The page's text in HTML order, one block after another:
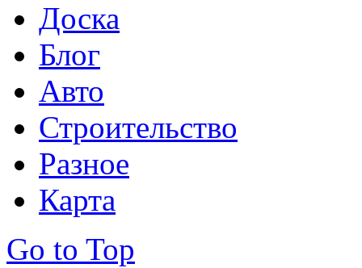
Доска
Блог
Авто
Строительство
Разное
Карта
Go to Top